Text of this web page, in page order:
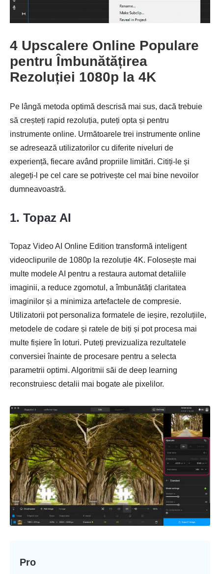
Pasul 3.
Pasul 4.
Pasul 5.
4 Upscalere Online Populare
pentru Îmbunătățirea
Rezoluției 1080p la 4K
Pe lângă metoda optimă descrisă mai sus, dacă trebuie
să creșteți rapid rezoluția, puteți opta și pentru
instrumente online. Următoarele trei instrumente online
se adresează utilizatorilor cu diferite niveluri de
experiență, fiecare având propriile limitări. Citiți-le și
alegeți-l pe cel care se potrivește cel mai bine nevoilor
dumneavoastră.
1. Topaz AI
Topaz Video AI Online Edition transformă inteligent
videoclipurile de 1080p la rezoluție 4K. Folosește mai
multe modele AI pentru a restaura automat detaliile
imaginii, a reduce zgomotul, a îmbunătăți claritatea
imaginilor și a minimiza artefactele de compresie.
Utilizatorii pot personaliza formatele de ieșire, rezoluțiile,
metodele de codare și ratele de biți și pot procesa mai
multe fișiere în loturi. Puteți previzualiza rezultatele
conversiei înainte de procesare pentru a selecta
parametrii optimi. Algoritmii săi de deep learning
reconstruiesc detalii mai bogate ale pixelilor.
Pro